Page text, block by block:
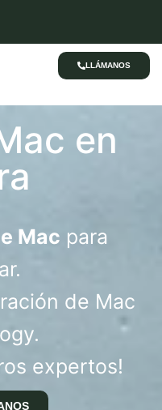
LLÁMANOS
en
Mac para
de Mac
expertos!